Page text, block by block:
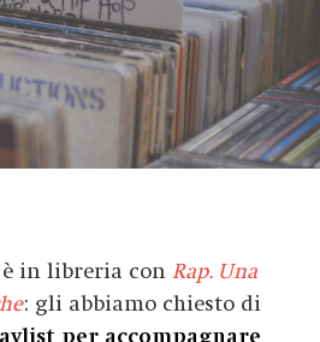
è in libreria con Rap. Una
: gli abbiamo chiesto di
per accompagnare